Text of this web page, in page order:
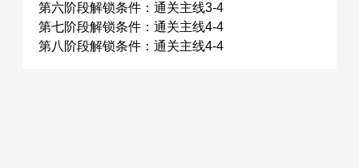
第六阶段解锁条件：通关主线3-4
第七阶段解锁条件：通关主线4-4
第八阶段解锁条件：通关主线4-4